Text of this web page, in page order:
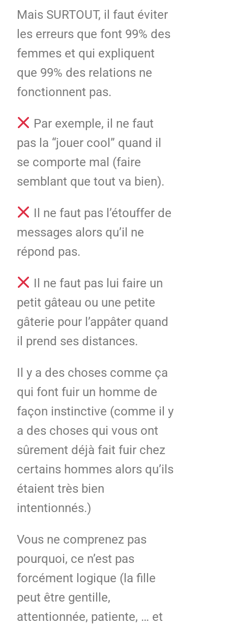
Mais SURTOUT, il faut éviter
les erreurs que font 99% des
femmes et qui expliquent
que 99% des relations ne
fonctionnent pas.
Par exemple, il ne faut
pas la “jouer cool” quand il
se comporte mal (faire
semblant que tout va bien).
Il ne faut pas l’étouffer de
messages alors qu’il ne
répond pas.
Il ne faut pas lui faire un
petit gâteau ou une petite
gâterie pour l’appâter quand
il prend ses distances.
Il y a des choses comme ça
qui font fuir un homme de
façon instinctive (comme il y
a des choses qui vous ont
sûrement déjà fait fuir chez
certains hommes alors qu’ils
étaient très bien
intentionnés.)
Vous ne comprenez pas
pourquoi, ce n’est pas
forcément logique (la fille
peut être gentille,
attentionnée, patiente, … et